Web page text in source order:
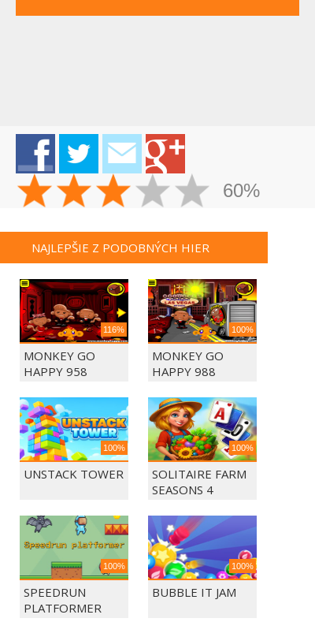
60%
NAJLEPŠIE Z PODOBNÝCH HIER
116%
MONKEY GO
HAPPY 958
100%
MONKEY GO
HAPPY 988
100%
UNSTACK TOWER
100%
SOLITAIRE FARM
SEASONS 4
100%
SPEEDRUN
PLATFORMER
100%
BUBBLE IT JAM